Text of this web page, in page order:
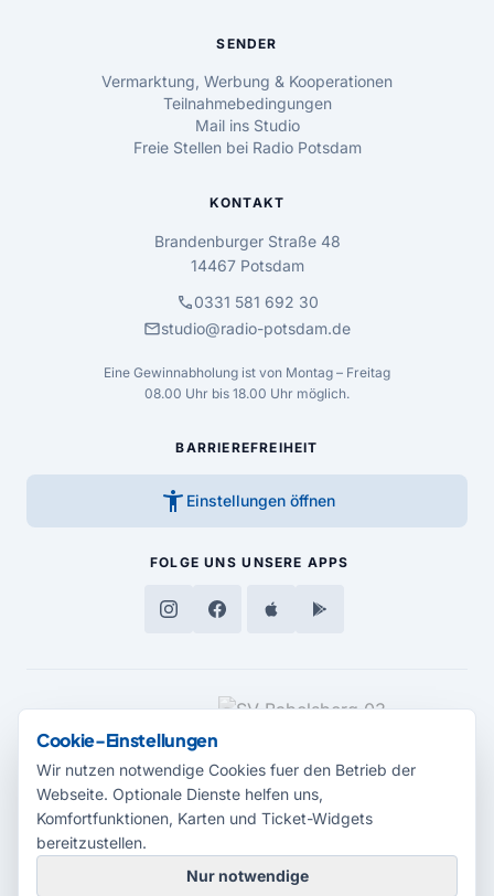
SENDER
Vermarktung, Werbung & Kooperationen
Teilnahmebedingungen
Mail ins Studio
Freie Stellen bei Radio Potsdam
KONTAKT
Brandenburger Straße 48
14467 Potsdam
call0331 581 692 30
mailstudio@radio-potsdam.de
Eine Gewinnabholung ist von Montag – Freitag
08.00 Uhr bis 18.00 Uhr möglich.
BARRIEREFREIHEIT
accessibility_new Einstellungen öffnen
FOLGE UNS UNSERE APPS
MEDIENPARTNER
Cookie-Einstellungen
Wir nutzen notwendige Cookies fuer den Betrieb der
Webseite. Optionale Dienste helfen uns,
Komfortfunktionen, Karten und Ticket-Widgets
bereitzustellen.
Nur notwendige